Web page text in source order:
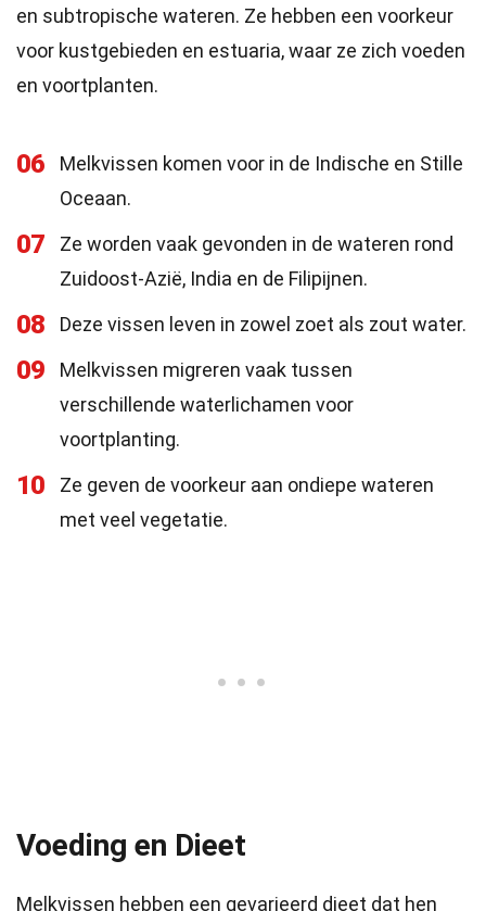
en subtropische wateren. Ze hebben een voorkeur
voor kustgebieden en estuaria, waar ze zich voeden
en voortplanten.
06
Melkvissen komen voor in de Indische en Stille
Oceaan.
07
Ze worden vaak gevonden in de wateren rond
Zuidoost-Azië, India en de Filipijnen.
08 Deze vissen leven in zowel zoet als zout water.
09
Melkvissen migreren vaak tussen
verschillende waterlichamen voor
voortplanting.
10
Ze geven de voorkeur aan ondiepe wateren
met veel vegetatie.
Voeding en Dieet
Melkvissen hebben een gevarieerd dieet dat hen